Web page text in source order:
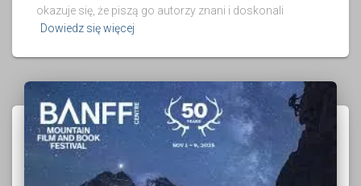
okazuje się, że piszą go autorzy znani i doskonali
Dowiedz się więcej